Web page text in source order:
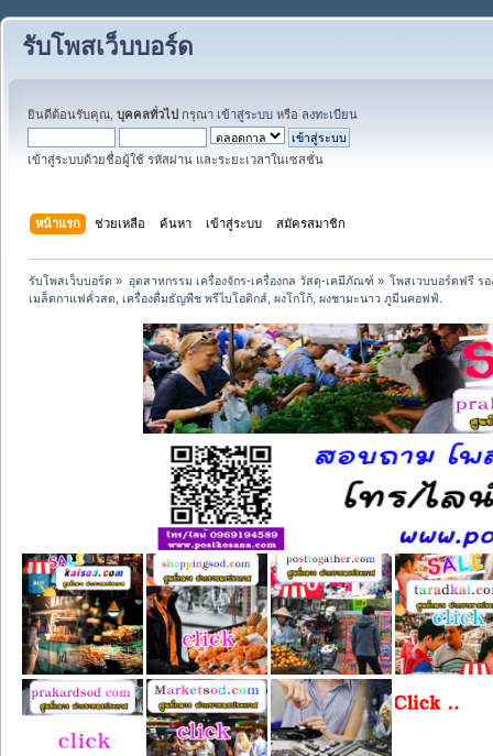
รับโพสเว็บบอร์ด
ยินดีต้อนรับคุณ, บุคคลทั่วไป กรุณา เข้าสู่ระบบ หรือ ลงทะเบียน
เข้าสู่ระบบด้วยชื่อผู้ใช้ รหัสผ่าน และระยะเวลาในเซสชั่น
หน้าแรก ช่วยเหลือ ค้นหา เข้าสู่ระบบ สมัครสมาชิก
รับโพสเว็บบอร์ด » อุตสาหกรรม เครื่องจักร-เครื่องกล วัสดุ-เคมีภัณฑ์ » โพสเวบบอร์ดฟรี รอ
เมล็ดกาแฟคั่วสด, เครื่องดื่มธัญพืช พรีไบโอติกส์, ผงโกโก้, ผงชามะนาว ภูมีนคอฟฟ์.